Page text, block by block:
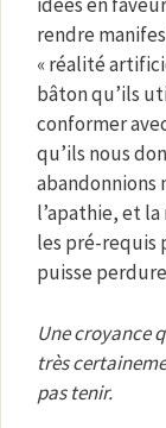
rendre
« réalité
bâton qu’ils
conformer
qu’ils nous
abandonnions
l’apathie, et
les pré-requis
puisse
Une croyance
très
pas tenir.